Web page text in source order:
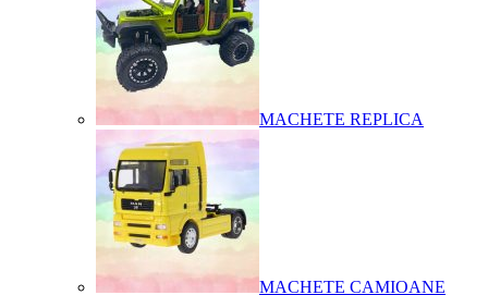
MACHETE REPLICA
MACHETE CAMIOANE